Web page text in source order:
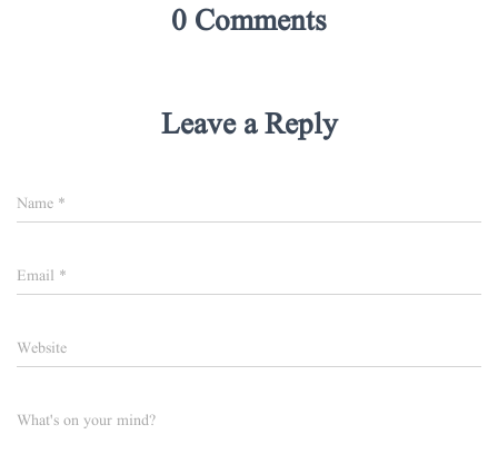
0 Comments
Leave a Reply
Name *
Email *
Website
What's on your mind?